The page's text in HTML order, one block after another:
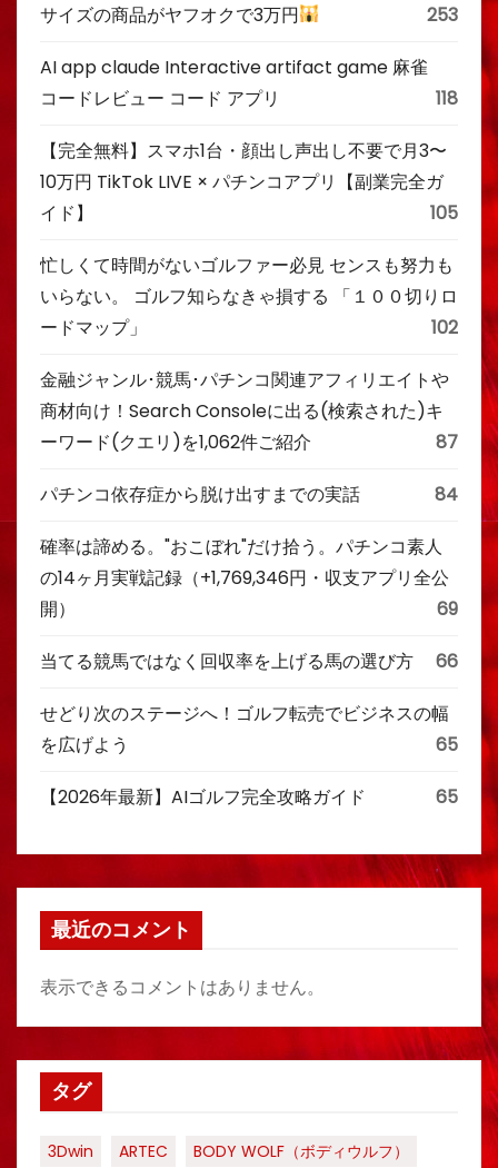
サイズの商品がヤフオクで3万円
253
AI app claude Interactive artifact game 麻雀
コードレビュー コード アプリ
118
【完全無料】スマホ1台・顔出し声出し不要で月3〜
10万円 TikTok LIVE × パチンコアプリ【副業完全ガ
イド】
105
忙しくて時間がないゴルファー必見 センスも努力も
いらない。 ゴルフ知らなきゃ損する 「１００切りロ
ードマップ」
102
金融ジャンル･競馬･パチンコ関連アフィリエイトや
商材向け！Search Consoleに出る(検索された)キ
ーワード(クエリ)を1,062件ご紹介
87
パチンコ依存症から脱け出すまでの実話 84
確率は諦める。"おこぼれ"だけ拾う。パチンコ素人
の14ヶ月実戦記録（+1,769,346円・収支アプリ全公
開）
69
当てる競馬ではなく回収率を上げる馬の選び方 66
せどり次のステージへ！ゴルフ転売でビジネスの幅
を広げよう
65
【2026年最新】AIゴルフ完全攻略ガイド 65
最近のコメント
表示できるコメントはありません。
タグ
3Dwin ARTEC
BODY WOLF（ボディウルフ）